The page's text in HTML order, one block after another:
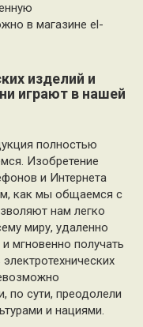
в магазине el-
изделий и
играют в нашей
полностью
Изобретение
и Интернета
как мы общаемся с
нам легко
миру, удаленно
мгновенно получать
по сути, преодолели
и нациями.